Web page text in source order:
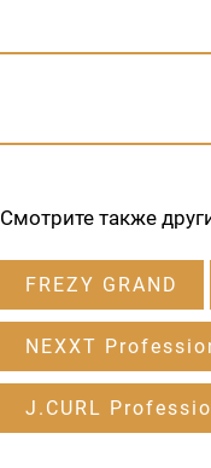
Смотрите также
FREZY GRAND
NEXXT
J.CURL